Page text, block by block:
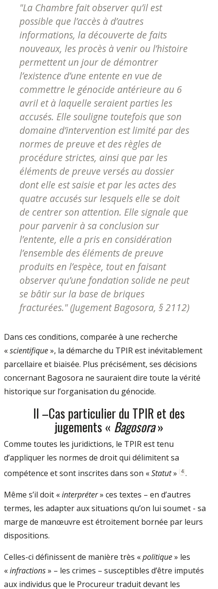
"La Chambre fait observer qu’il est
possible que l’accès à d’autres
informations, la découverte de faits
nouveaux, les procès à venir ou l’histoire
permettent un jour de démontrer
l’existence d’une entente en vue de
commettre le génocide antérieure au 6
avril et à laquelle seraient parties les
accusés. Elle souligne toutefois que son
domaine d’intervention est limité par des
normes de preuve et des règles de
procédure strictes, ainsi que par les
éléments de preuve versés au dossier
dont elle est saisie et par les actes des
quatre accusés sur lesquels elle se doit
de centrer son attention. Elle signale que
pour parvenir à sa conclusion sur
l’entente, elle a pris en considération
l’ensemble des éléments de preuve
produits en l’espèce, tout en faisant
observer qu’une fondation solide ne peut
se bâtir sur la base de briques
fracturées." (Jugement Bagosora, § 2112)
Dans ces conditions, comparée à une recherche
«scientifique», la démarche du TPIR est inévitablement
parcellaire et biaisée. Plus précisément, ses décisions
concernant Bagosora ne sauraient dire toute la vérité
historique sur l’organisation du génocide.
II –Cas particulier du TPIR et des
jugements « Bagosora»
Comme toutes les juridictions, le TPIR est tenu
d’appliquer les normes de droit qui délimitent sa
compétence et sont inscrites dans son «Statut» [4].
Même s’il doit «interpréter» ces textes – en d’autres
termes, les adapter aux situations qu’on lui soumet - sa
marge de manœuvre est étroitement bornée par leurs
dispositions.
Celles-ci définissent de manière très «politique» les
«infractions» – les crimes – susceptibles d’être imputés
aux individus que le Procureur traduit devant les